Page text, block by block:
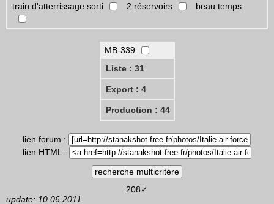
train d'atterrissage sorti 2 réservoirs beau temps
MB-339
Liste : 31
Export : 4
Production : 44
lien forum :
lien HTML :
208✓
update: 10.06.2011